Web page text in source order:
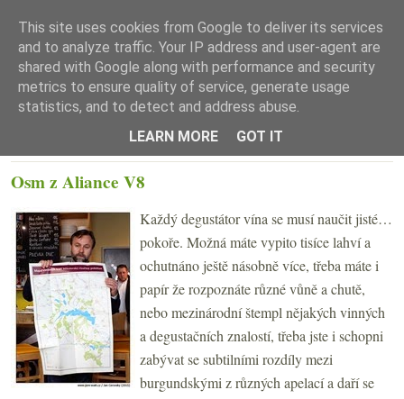
☰ Menu
Osm z Aliance V8
Každý degustátor vína se musí naučit jisté…
pokoře. Možná máte vypito tisíce lahví a
ochutnáno ještě násobně více, třeba máte i
papír že rozpoznáte různé vůně a chutě,
nebo mezinárodní štempl nějakých vinných
a degustačních znalostí, třeba jste i schopni
zabývat se subtilními rozdíly mezi
burgundskými z různých apelací a daří se
This site uses cookies from Google to deliver its services
and to analyze traffic. Your IP address and user-agent are
shared with Google along with performance and security
metrics to ensure quality of service, generate usage
statistics, and to detect and address abuse.
LEARN MORE
GOT IT